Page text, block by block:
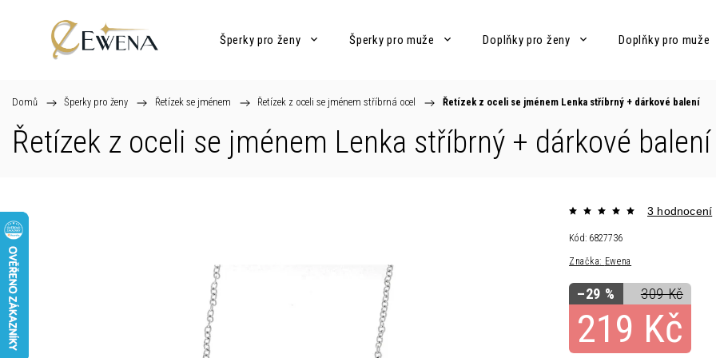
Šperky pro ženy Šperky pro muže Doplňky pro ženy Doplňky pro muže
Domů / Šperky pro ženy / Řetízek se jménem / Řetízek z oceli se jménem stříbrná ocel / Řetízek z oceli se jménem Lenka stříbrný + dárkové balení
Řetízek z oceli se jménem Lenka stříbrný + dárkové balení
Značka: Ewena
3 hodnocení
309 Kč
–29 %
219 Kč
Kód: 6827736